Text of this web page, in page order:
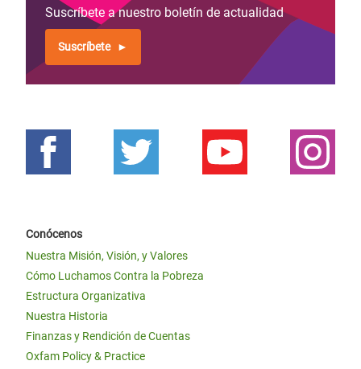
Suscríbete a nuestro boletín de actualidad
Suscríbete
Conócenos
Nuestra Misión, Visión, y Valores
Cómo Luchamos Contra la Pobreza
Estructura Organizativa
Nuestra Historia
Finanzas y Rendición de Cuentas
Oxfam Policy & Practice